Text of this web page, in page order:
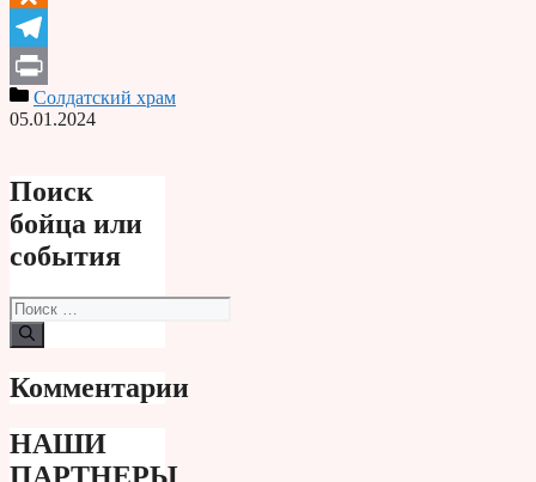
Odnoklassniki
Telegram
PrintСолдатский храм
05.01.2024
Поиск
бойца или
события
Поиск:
Комментарии
НАШИ
ПАРТНЕРЫ